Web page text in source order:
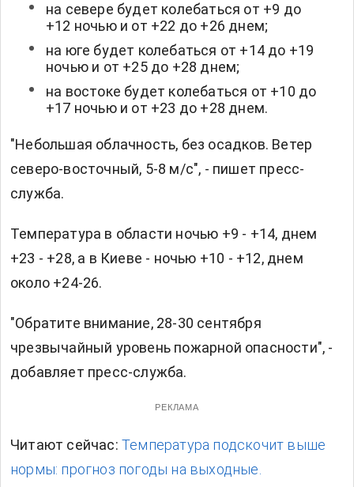
на севере будет колебаться от +9 до
+12 ночью и от +22 до +26 днем;
на юге будет колебаться от +14 до +19
ночью и от +25 до +28 днем;
на востоке будет колебаться от +10 до
+17 ночью и от +23 до +28 днем.
"Небольшая облачность, без осадков. Ветер
северо-восточный, 5-8 м/с", - пишет пресс-
служба.
Температура в области ночью +9 - +14, днем
+23 - +28, а в Киеве - ночью +10 - +12, днем
около +24-26.
"Обратите внимание, 28-30 сентября
чрезвычайный уровень пожарной опасности", -
добавляет пресс-служба.
РЕКЛАМА
Читают сейчас: Температура подскочит выше
нормы: прогноз погоды на выходные.